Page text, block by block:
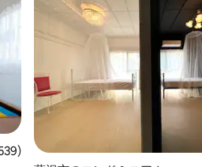
539件、5つ星中4.83つ星の平均評価